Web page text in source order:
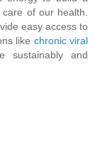
of our health.
easy access to
like chronic viral
sustainably and